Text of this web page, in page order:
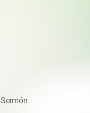
Sermón